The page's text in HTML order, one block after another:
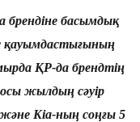
брендіне басымдық
қауымдастығының
ҚР-да брендтің
жылдың сәуір
және Kia-ның соңғы 5